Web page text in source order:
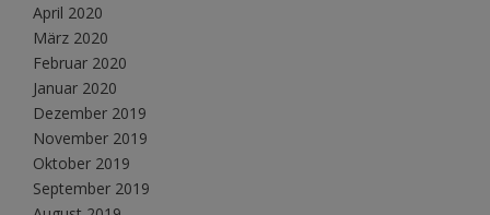
April 2020
März 2020
Februar 2020
Januar 2020
Dezember 2019
November 2019
Oktober 2019
September 2019